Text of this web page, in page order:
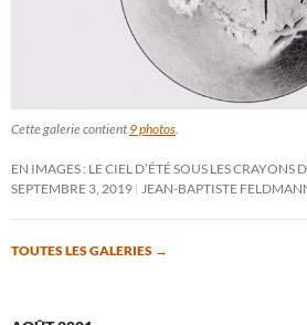
Cette galerie contient 9 photos.
EN IMAGES : LE CIEL D’ÉTÉ SOUS LES CRAYONS
SEPTEMBRE 3, 2019 JEAN-BAPTISTE
TOUTES LES GALERIES →